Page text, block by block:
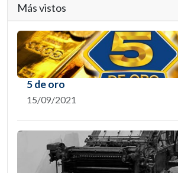
Más vistos
5 de oro
15/09/2021